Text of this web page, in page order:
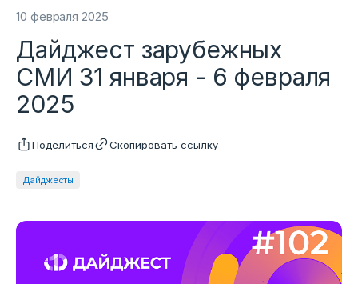
Карьера
Контакты
Документы
10 февраля 2025
Дайджесты
Дайджест зарубежных
СМИ 31 января - 6 февраля
2025
Поделиться Скопировать ссылку